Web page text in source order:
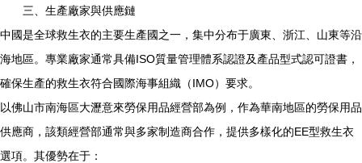
三、生產廠家與供應鏈
中國是全球救生衣的主要生產國之一，集中分布于廣東、浙江、山東等沿
海地區。專業廠家通常具備ISO質量管理體系認證及產品型式認可證書，
確保生產的救生衣符合國際海事組織（IMO）要求。
以佛山市南海區大瀝意來勞保用品經營部為例，作為華南地區的勞保用品
供應商，該類經營部通常與多家制造商合作，提供多樣化的EE型救生衣
選項。其優勢在于：